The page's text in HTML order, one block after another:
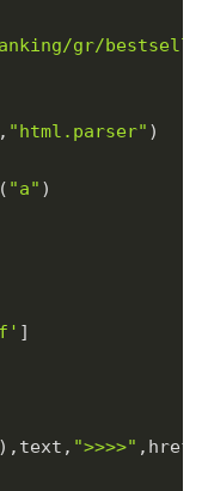
gr/
"html.parser"
"a" )
">>>>" ,href)